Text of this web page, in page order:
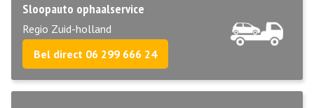
Sloopauto ophaalservice
Regio Zuid-holland
Bel direct 06 299 666 24